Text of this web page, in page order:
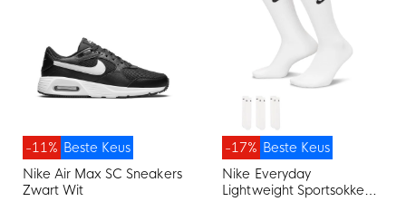
Beste Keus
-11%
Nike Air Max SC Sneakers
Zwart Wit
Beste Keus
-17%
Nike Everyday
Lightweight Sportsokken